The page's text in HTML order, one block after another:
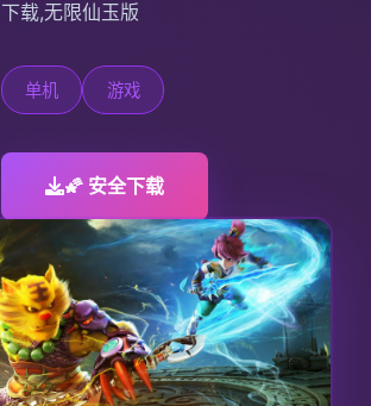
下载,无限仙玉版
单机 游戏
🌠 安全下载